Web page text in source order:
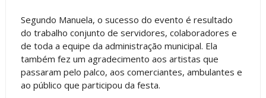
Segundo Manuela, o sucesso do evento é resultado
do trabalho conjunto de servidores, colaboradores e
de toda a equipe da administração municipal. Ela
também fez um agradecimento aos artistas que
passaram pelo palco, aos comerciantes, ambulantes e
ao público que participou da festa.